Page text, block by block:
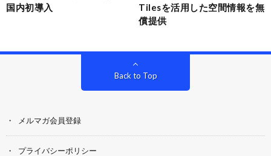
国内初導入
Tilesを活用した空間情報を無
償提供
Back to Top
メルマガ会員登録
プライバシーポリシー